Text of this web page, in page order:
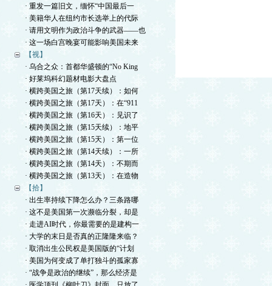
· 重发一篇旧文，缅怀“中国最后一
· 美籍华人在纽约市长选举上的代际
· 请用文明作为政治斗争的武器——也
· 这一场白宫晚宴可能影响美国未来
【视】
· 乌合之众：首都华盛顿的“No King
· 好莱坞科幻题材电影大盘点
· 横跨美国之旅（第17天续）：如何
· 横跨美国之旅（第17天）：在“911
· 横跨美国之旅（第16天）：见识了
· 横跨美国之旅（第15天续）：地平
· 横跨美国之旅（第15天）：第一位
· 横跨美国之旅（第14天续）：一所
· 横跨美国之旅（第14天）：不期而
· 横跨美国之旅（第13天）：在造物
【拾】
· 出生率持续下降怎么办？三条路哪
· 这不是美国第一次濒临分裂，却是
· 走进AI时代，你最需要的是建构一
· 大学的末日是否真的正隆隆来临？
· 取消出生公民权是美国版的“计划
· 美国为何变成了单打独斗的孤家寡
· “战争是政治的继续”，那么经济是